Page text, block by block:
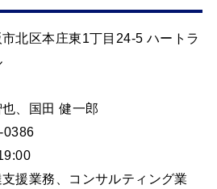
北区本庄東1丁目24-5 ハートラ
也、国田 健一郎
0386
援業務、コンサルティング業